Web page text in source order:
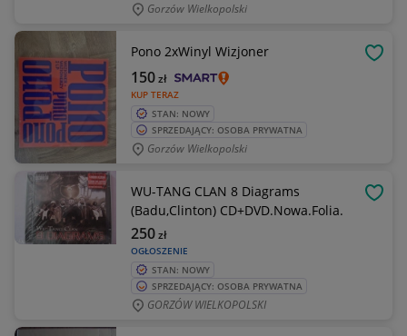
Gorzów Wielkopolski
Pono 2xWinyl Wizjoner
KUP TERAZ
150zł
STAN: NOWY
SPRZEDAJĄCY: OSOBA PRYWATNA
Gorzów Wielkopolski
WU-TANG CLAN 8 Diagrams
(Badu,Clinton) CD+DVD.Nowa.Folia.
OGŁOSZENIE
250zł
STAN: NOWY
SPRZEDAJĄCY: OSOBA PRYWATNA
GORZÓW WIELKOPOLSKI